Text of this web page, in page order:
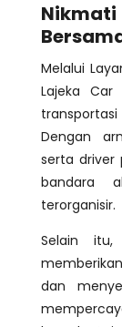
Melalui
Lajeka
Dengan
serta driver
bandara
terorganisir.
Selain
dan